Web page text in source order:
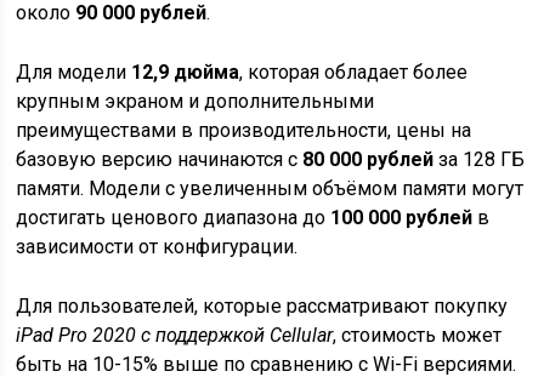
около 90 000 рублей.
Для модели 12,9 дюйма, которая обладает более
крупным экраном и дополнительными
преимуществами в производительности, цены на
базовую версию начинаются с 80 000 рублей за 128 ГБ
памяти. Модели с увеличенным объёмом памяти могут
достигать ценового диапазона до 100 000 рублей в
зависимости от конфигурации.
Для пользователей, которые рассматривают покупку
iPad Pro 2020 с поддержкой Cellular, стоимость может
быть на 10-15% выше по сравнению с Wi-Fi версиями.